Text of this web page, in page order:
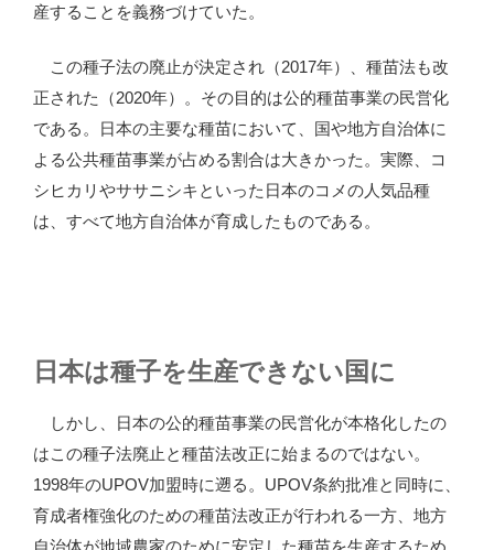
産することを義務づけていた。
この種子法の廃止が決定され（2017年）、種苗法も改
正された（2020年）。その目的は公的種苗事業の民営化
である。日本の主要な種苗において、国や地方自治体に
よる公共種苗事業が占める割合は大きかった。実際、コ
シヒカリやササニシキといった日本のコメの人気品種
は、すべて地方自治体が育成したものである。
日本は種子を生産できない国に
しかし、日本の公的種苗事業の民営化が本格化したの
はこの種子法廃止と種苗法改正に始まるのではない。
1998年のUPOV加盟時に遡る。UPOV条約批准と同時に、
育成者権強化のための種苗法改正が行われる一方、地方